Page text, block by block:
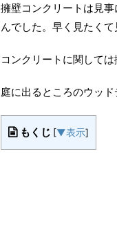
擁壁コンクリートは見
んでした。早く見たく
コンクリートに関して
庭に出るところのウッ
もくじ [▼表示]